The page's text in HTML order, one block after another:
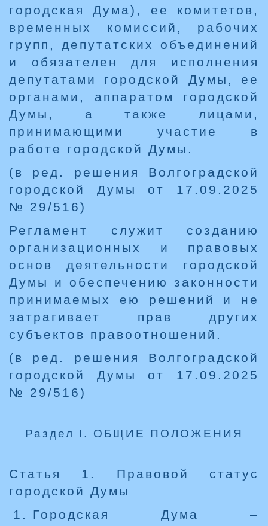
городская Дума), ее комитетов,
временных комиссий, рабочих
групп, депутатских объединений
и обязателен для исполнения
депутатами городской Думы, ее
органами, аппаратом городской
Думы, а также лицами,
принимающими участие в
работе городской Думы.
(в ред. решения Волгоградской
городской Думы от 17.09.2025
№ 29/516)
Регламент служит созданию
организационных и правовых
основ деятельности городской
Думы и обеспечению законности
принимаемых ею решений и не
затрагивает прав других
субъектов правоотношений.
(в ред. решения Волгоградской
городской Думы от 17.09.2025
№ 29/516)
Раздел I. ОБЩИЕ ПОЛОЖЕНИЯ
Статья 1. Правовой статус
городской Думы
Городская Дума –